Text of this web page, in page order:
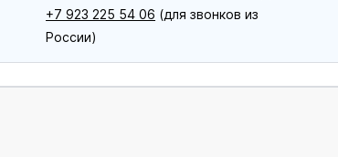
+7 923 225 54 06 (для звонков из
России)